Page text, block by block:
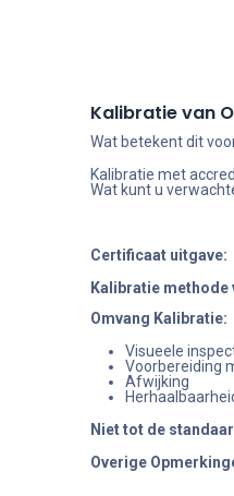
Kalibratie van
Wat betekent dit
Kalibratie met
Wat kunt u
Certificaat uitgave:
Kalibratie methode
Omvang Kalibratie:
Visueele
Voorbereiding
Afwijking
Niet tot de
Overige